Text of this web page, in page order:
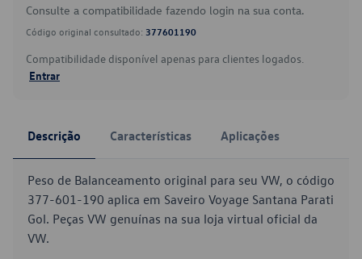
Consulte a compatibilidade fazendo login na sua conta.
Código original consultado: 377601190
Compatibilidade disponível apenas para clientes logados.
Entrar
Descrição Características Aplicações
Peso de Balanceamento original para seu VW, o código
377-601-190 aplica em Saveiro Voyage Santana Parati
Gol. Peças VW genuínas na sua loja virtual oficial da
VW.